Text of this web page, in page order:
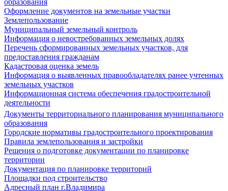
образования
Оформление документов на земельные участки
Землепользование
Муниципальный земельный контроль
Информация о невостребованных земельных долях
Перечень сформированных земельных участков, для
предоставления гражданам
Кадастровая оценка земель
Информация о выявленных правообладателях ранее учтенных
земельных участков
Информационная система обеспечения градостроительной
деятельности
Документы территориального планирования муниципального
образования
Городские нормативы градостроительного проектирования
Правила землепользования и застройки
Решения о подготовке документации по планировке
территории
Документация по планировке территорий
Площадки под строительство
Адресный план г.Владимира